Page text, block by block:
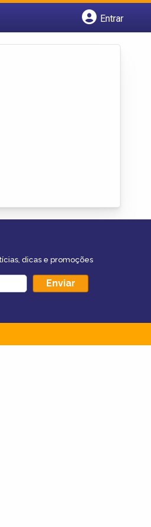
Entrar
dicas e promoções